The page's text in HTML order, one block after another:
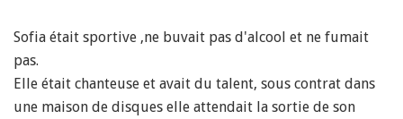
Sofia était sportive ,ne buvait pas d'alcool et ne fumait
pas.
Elle était chanteuse et avait du talent, sous contrat dans
une maison de disques elle attendait la sortie de son